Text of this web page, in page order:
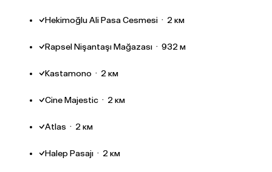
Hekimoğlu Ali Pasa Cesmesi · 2 км
Rapsel Nişantaşı Mağazası · 932 м
Kastamono · 2 км
Cine Majestic · 2 км
Atlas · 2 км
Halep Pasajı · 2 км